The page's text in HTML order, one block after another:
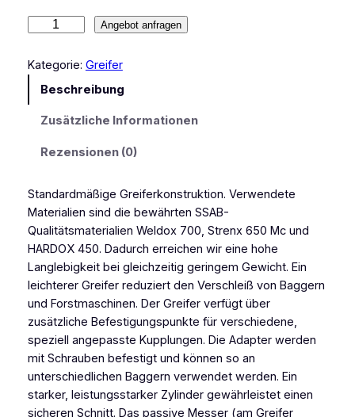
l
l
e
r
M
e
n
g
Angebot anfragen
Kategorie: Greifer
Beschreibung
Zusätzliche Informationen
Rezensionen (0)
Standardmäßige Greiferkonstruktion. Verwendete
Materialien sind die bewährten SSAB-
Qualitätsmaterialien Weldox 700, Strenx 650 Mc und
HARDOX 450. Dadurch erreichen wir eine hohe
Langlebigkeit bei gleichzeitig geringem Gewicht. Ein
leichterer Greifer reduziert den Verschleiß von Baggern
und Forstmaschinen. Der Greifer verfügt über
zusätzliche Befestigungspunkte für verschiedene,
speziell angepasste Kupplungen. Die Adapter werden
mit Schrauben befestigt und können so an
unterschiedlichen Baggern verwendet werden. Ein
starker, leistungsstarker Zylinder gewährleistet einen
sicheren Schnitt. Das passive Messer (am Greifer